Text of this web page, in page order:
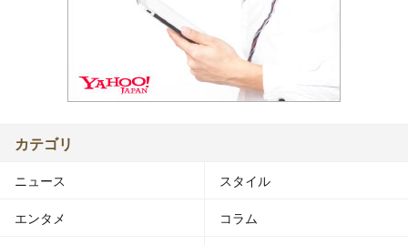
カテゴリ
ニュース スタイル
エンタメ コラム